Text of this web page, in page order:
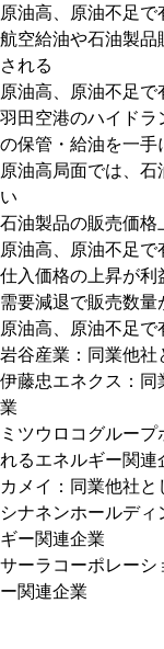
原油高、原油不足
航空給油や石油製品
される
原油高、原油不足
羽田空港のハイド
の保管・給油を一手
原油高局面では、
い
石油製品の販売価
原油高、原油不足
仕入価格の上昇が利
需要減退で販売数
原油高、原油不足
岩谷産業：同業他
伊藤忠エネクス：
業
ミツウロコグルー
れるエネルギー関連
カメイ：同業他社
シナネンホールデ
ギー関連企業
サーラコーポレー
ー関連企業